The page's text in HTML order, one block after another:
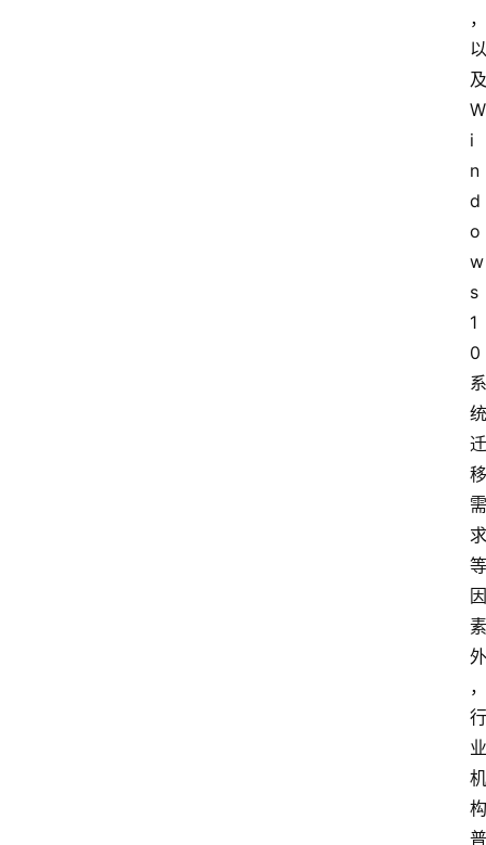
，
以
及
W
i
n
d
o
w
s
1
0
系
统
迁
移
需
求
等
因
素
外
，
行
业
机
构
普